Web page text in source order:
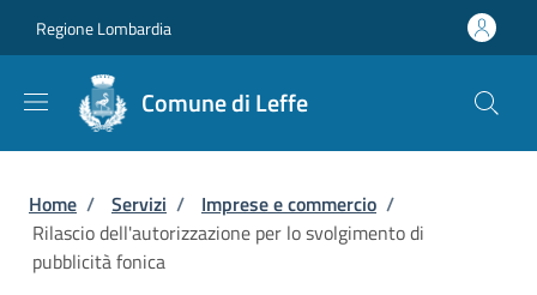
Regione Lombardia
Comune di Leffe
Briciole di pane
Home / Servizi / Imprese e commercio /
Rilascio dell'autorizzazione per lo svolgimento di
pubblicità fonica